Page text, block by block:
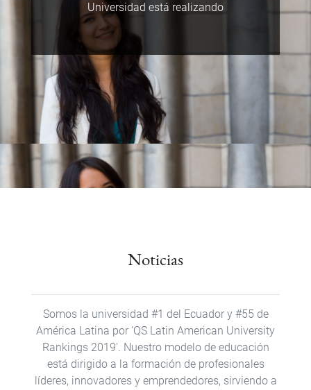
Universidad está realizando
Noticias
Somos la universidad #1 del Ecuador y #55 de
América Latina por 'QS Latin American University
Rankings 2019'​. Nuestro modelo de educación
está dirigido a la formación de profesionales
líderes, innovadores y emprendedores, sirviendo a